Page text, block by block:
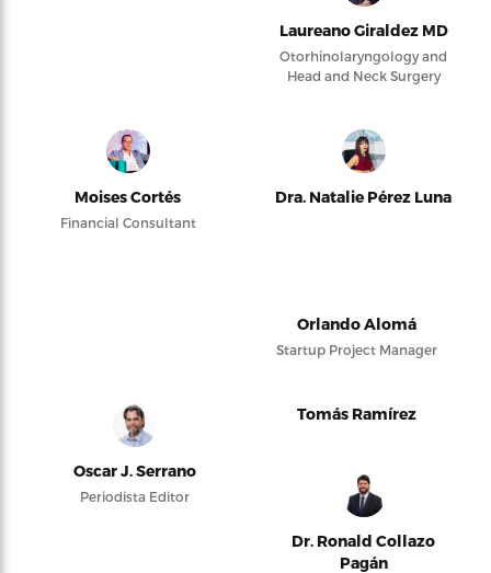
Laureano Giraldez MD
Otorhinolaryngology and
Head and Neck Surgery
Moises Cortés
Financial Consultant
Dra. Natalie Pérez Luna
Orlando Alomá
Startup Project Manager
Oscar J. Serrano
Periodista Editor
Tomás Ramírez
Dr. Ronald Collazo
Pagán